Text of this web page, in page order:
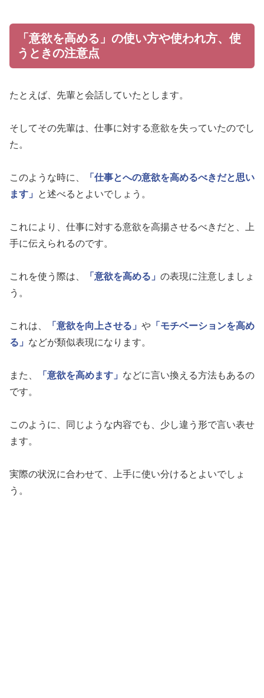
「意欲を高める」の使い方や使われ方、使
うときの注意点
たとえば、先輩と会話していたとします。
そしてその先輩は、仕事に対する意欲を失っていたのでし
た。
このような時に、
「仕事とへの意欲を高めるべきだと思い
ます」
と述べるとよいでしょう。
これにより、仕事に対する意欲を高揚させるべきだと、上
手に伝えられるのです。
これを使う際は、 「意欲を高める」 の表現に注意しましょ
う。
これは、 「意欲を向上させる」 や 「モチベーションを高め
る」 などが類似表現になります。
また、 「意欲を高めます」 などに言い換える方法もあるの
です。
このように、同じような内容でも、少し違う形で言い表せ
ます。
実際の状況に合わせて、上手に使い分けるとよいでしょ
う。